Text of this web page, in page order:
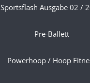
Sportsflash Ausgabe 02 /
Pre-Ballett
Powerhoop / Hoop